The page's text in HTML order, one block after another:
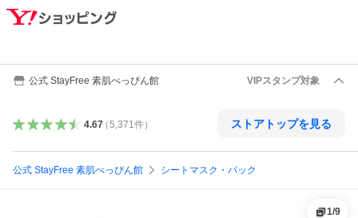
公式 StayFree 素肌べっぴん館 VIPスタンプ対象
4.67（5,371件） ストアトップを見る
公式 StayFree 素肌べっぴん館 シートマスク・パック
1/9